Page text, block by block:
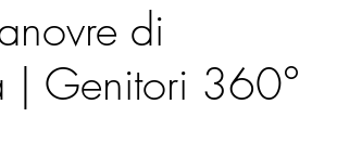
di
| Genitori 360°